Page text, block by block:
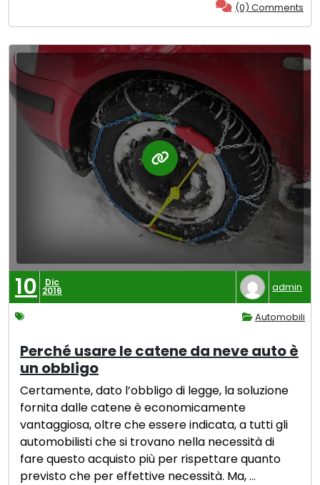
(0) Comments
10 Dic
2016 admin
Automobili
Perché usare le catene da neve auto è
un obbligo
Certamente, dato l’obbligo di legge, la soluzione
fornita dalle catene è economicamente
vantaggiosa, oltre che essere indicata, a tutti gli
automobilisti che si trovano nella necessità di
fare questo acquisto più per rispettare quanto
previsto che per effettive necessità. Ma, …